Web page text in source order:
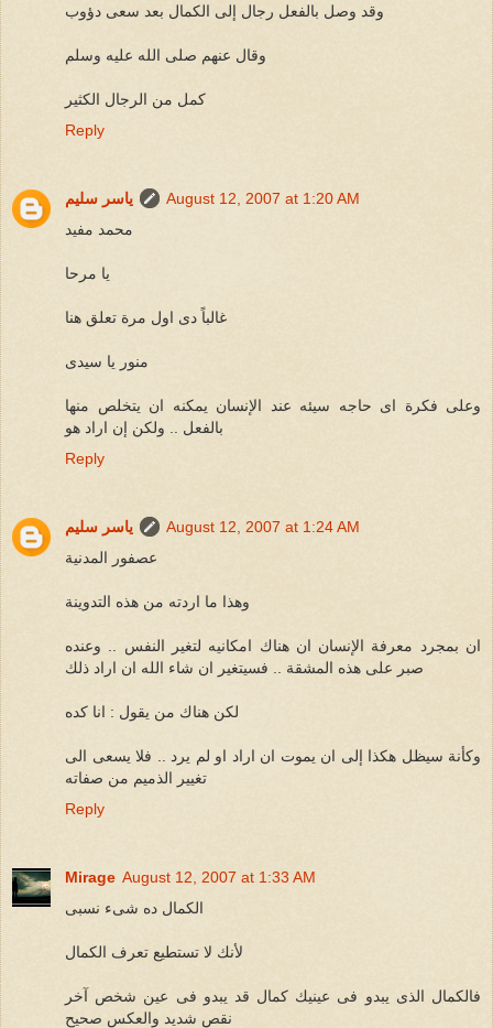
وقد وصل بالفعل رجال إلى الكمال بعد سعى دؤوب
وقال عنهم صلى الله عليه وسلم
كمل من الرجال الكثير
Reply
ياسر سليم
August 12, 2007 at 1:20 AM
محمد مفيد
يا مرحا
غالباً دى اول مرة تعلق هنا
منور يا سيدى
وعلى فكرة اى حاجه سيئه عند الإنسان يمكنه ان يتخلص منها
بالفعل .. ولكن إن اراد هو
Reply
ياسر سليم
August 12, 2007 at 1:24 AM
عصفور المدنية
وهذا ما اردته من هذه التدوينة
ان بمجرد معرفة الإنسان ان هناك امكانيه لتغير النفس .. وعنده
صبر على هذه المشقة .. فسيتغير ان شاء الله ان اراد ذلك
لكن هناك من يقول : انا كده
وكأنة سيظل هكذا إلى ان يموت ان اراد او لم يرد .. فلا يسعى الى
تغيير الذميم من صفاته
Reply
Mirage August 12, 2007 at 1:33 AM
الكمال ده شىء نسبى
لأنك لا تستطيع تعرف الكمال
فالكمال الذى يبدو فى عينيك كمال قد يبدو فى عين شخص آخر
نقص شديد والعكس صحيح